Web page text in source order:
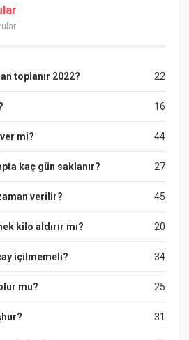
22
toplanır 2022?
16
44
mi?
27
kaç gün saklanır?
45
verilir?
20
kilo aldırır mı?
34
içilmemeli?
25
mu?
31